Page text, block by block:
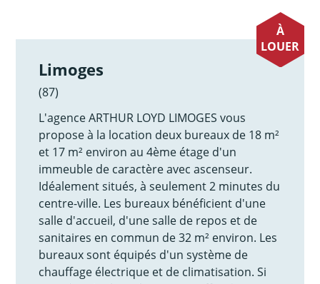
À
LOUER
Limoges
(87)
L'agence ARTHUR LOYD LIMOGES vous
propose à la location deux bureaux de 18 m²
et 17 m² environ au 4ème étage d'un
immeuble de caractère avec ascenseur.
Idéalement situés, à seulement 2 minutes du
centre-ville. Les bureaux bénéficient d'une
salle d'accueil, d'une salle de repos et de
sanitaires en commun de 32 m² environ. Les
bureaux sont équipés d'un système de
chauffage électrique et de climatisation. Si